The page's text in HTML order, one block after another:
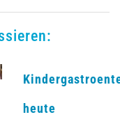
heute